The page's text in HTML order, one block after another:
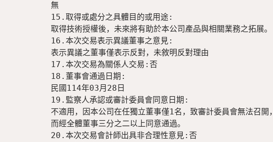
無
15.取得或處分之具體目的或用途:
取得技術授權後，未來將有助於本公司產品與相關業務之拓展。
16.本次交易表示異議董事之意見:
表示異議之董事僅表示反對，未敘明反對理由
17.本次交易為關係人交易:否
18.董事會通過日期:
民國114年03月28日
19.監察人承認或審計委員會同意日期:
不適用，因本公司在任獨立董事僅1名，致審計委員會無法召開，
而經全體董事三分之二以上同意通過。
20.本次交易會計師出具非合理性意見:否